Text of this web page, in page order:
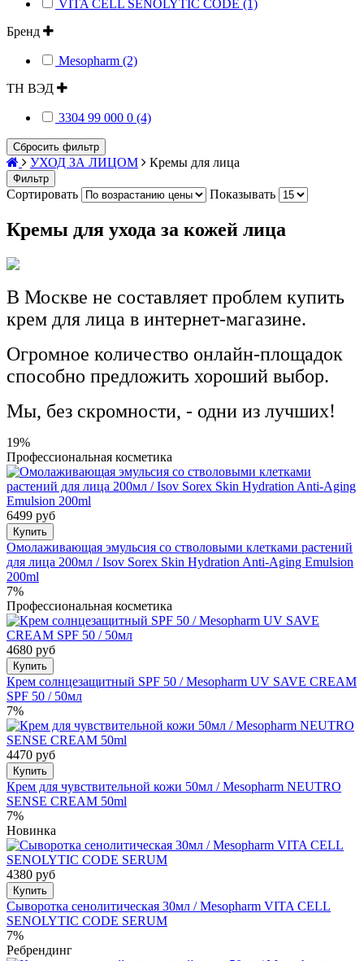
VITA CELL SENOLYTIC CODE (1)
Бренд
Mesopharm (2)
ТН ВЭД
3304 99 000 0 (4)
Сбросить фильтр
УХОД ЗА ЛИЦОМ Кремы для лица
Фильтр
Сортировать Показывать
Кремы для ухода за кожей лица
В Москве не составляет проблем купить
крем для лица в интернет-магазине.
Огромное количество онлайн-площадок
способно предложить хороший выбор.
Мы, без скромности, - одни из лучших!
19%
Профессиональная косметика
6499 руб
Купить
Омолаживающая эмульсия со стволовыми клетками растений
для лица 200мл / Isov Sorex Skin Hydration Anti-Aging Emulsion
200ml
7%
Профессиональная косметика
4680 руб
Купить
Крем солнцезащитный SPF 50 / Mesopharm UV SAVE CREAM
SPF 50 / 50мл
7%
4470 руб
Купить
Крем для чувствительной кожи 50мл / Mesopharm NEUTRO
SENSE CREAM 50ml
7%
Новинка
4380 руб
Купить
Сыворотка сенолитическая 30мл / Mesopharm VITA CELL
SENOLYTIC CODE SERUM
7%
Ребрендинг